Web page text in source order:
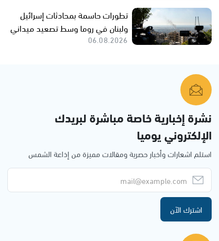
تطورات حاسمة بمحادثات إسرائيل
ولبنان في روما وسط تصعيد ميداني
06.08.2026
نشرة إخبارية خاصة مباشرة لبريدك
الإلكتروني يوميا
استلم اشعارات وأخبار حصرية ومقالات مميزة من إذاعة الشمس
اشترك الآن